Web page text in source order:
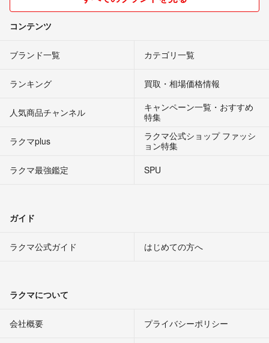
コンテンツ
ブランド一覧 カテゴリ一覧
ランキング 買取・相場価格情報
人気商品チャンネル
キャンペーン一覧・おすすめ
特集
ラクマplus
ラクマ公式ショップ ファッシ
ョン特集
ラクマ最強鑑定
SPU
ガイド
ラクマ公式ガイド はじめての方へ
ラクマについて
会社概要 プライバシーポリシー